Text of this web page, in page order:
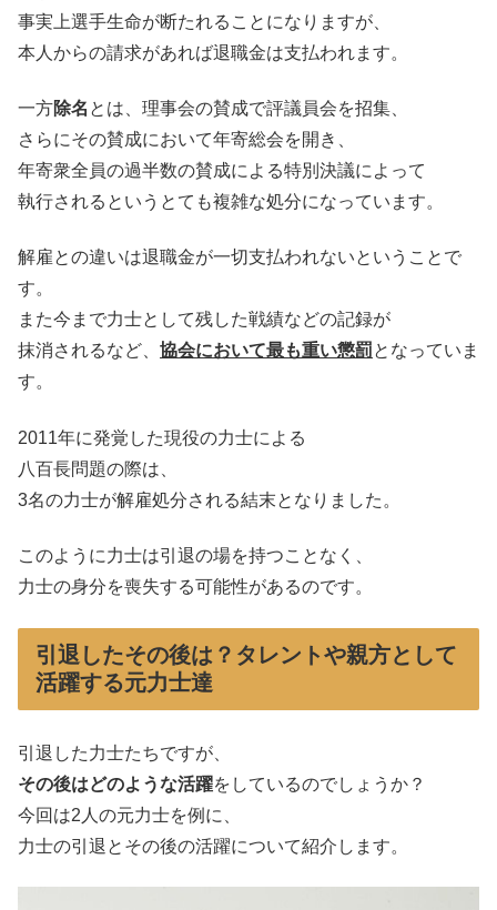
事実上選手生命が断たれることになりますが、
本人からの請求があれば退職金は支払われます。
一方除名 とは、理事会の賛成で評議員会を招集、
さらにその賛成において年寄総会を開き、
年寄衆全員の過半数の賛成による特別決議によって
執行されるというとても複雑な処分になっています。
解雇との違いは退職金が一切支払われないということで
す。
また今まで力士として残した戦績などの記録が
抹消されるなど、 協会において最も重い懲罰となっていま
す。
2011年に発覚した現役の力士による
八百長問題の際は、
3名の力士が解雇処分される結末となりました。
このように力士は引退の場を持つことなく、
力士の身分を喪失する可能性があるのです。
引退したその後は？タレントや親方として
活躍する元力士達
引退した力士たちですが、
その後はどのような活躍をしているのでしょうか？
今回は2人の元力士を例に、
力士の引退とその後の活躍について紹介します。